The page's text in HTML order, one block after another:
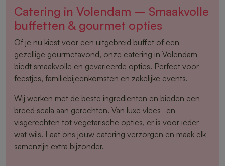
Catering in Volendam – Smaakvolle
buffetten & gourmet opties
Of je nu kiest voor een uitgebreid buffet of een
gezellige gourmetavond, onze catering in Volendam
biedt smaakvolle en gevarieerde opties. Perfect voor
feestjes, familiebijeenkomsten en zakelijke events.
Wij werken met de beste ingrediënten en bieden een
breed scala aan gerechten. Van luxe vlees- en
visgerechten tot vegetarische opties, er is voor ieder
wat wils. Laat ons jouw catering verzorgen en maak elk
samenzijn extra bijzonder.